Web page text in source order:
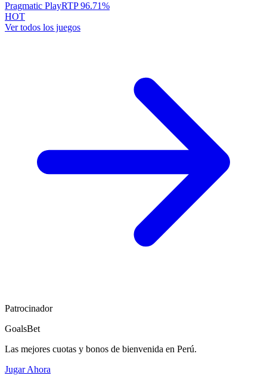
Pragmatic PlayRTP96.71%
HOT
Ver todos los juegos
Patrocinador
GoalsBet
Las mejores cuotas y bonos de bienvenida en Perú.
Jugar Ahora